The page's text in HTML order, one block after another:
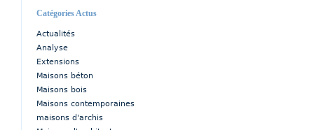
Catégories Actus
Actualités
Analyse
Extensions
Maisons béton
Maisons bois
Maisons contemporaines
maisons d'archis